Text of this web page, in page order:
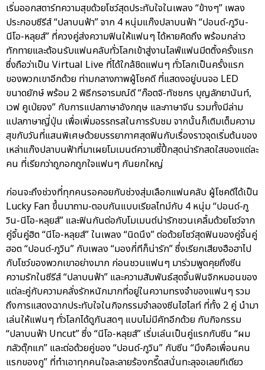
เริ่มออกสตาร์ทความสุขด้วยโชว์สุดประทับใจในเพลง “ข้างๆ” เพลง
ประกอบซีรีส์ “ปลาบนฟ้า” จาก 4 หนุ่มแก๊งปลาบนฟ้า “ปอนด์-ภูวิน-
นีโอ-หลุยส์” ที่ควงคู่ส่งความฟินให้แฟนๆ ได้หายคิดถึง พร้อมกล่าว
ทักทายและต้อนรับแฟนคลับทั่วโลกเข้าสู่งานไลฟ์แฟนมีตติ้งครั้งแรก
ซึ่งถือว่าเป็น Virtual Live ที่ได้ใกล้ชิดแฟนๆ ทั่วโลกเป็นครั้งแรก
ของพวกเขาอีกด้วย ท่ามกลางภาพผู้โชคดี ที่แสดงอยู่บนจอ LED
ขนาดยักษ์ พร้อม 2 พิธีกรอารมณ์ดี “ก๊อตจิ-ทัชชกร บุญลัภยานันท์,
เวฟ คูเป่ยจง” กับการแปลภาษาอังกฤษ และภาษาจีน รวมทั้งมีล่าม
แปลภาษาญี่ปุ่น เพื่อเพิ่มอรรถรสในการรับชม จากนั้นก็เติมเต็มความ
สุขกับวันที่แสนพิเศษด้วยบรรยากาศสุดฟินกับเรื่องราวจุดเริ่มต้นของ
เหล่าแก๊งปลาบนฟ้าที่มาเผยโมเมนต์ความซี้ปึ้กสุดน่ารักสดใสของแต่ละ
คน ที่เรียกว่าถูกอกถูกใจแฟนๆ กันยกใหญ่
ก่อนจะถึงช่วงที่ทุกคนรอคอยกับช่วงสุ่มเลือกแฟนคลับ ผู้โชคดีได้เป็น
Lucky Fan ขึ้นมาถาม-ตอบกันแบบเรียลไทม์กับ 4 หนุ่ม “ปอนด์-ภู
วิน-นีโอ-หลุยส์” และฟินกันต่อกับโมเมนต์น่ารักชวนเคลิ้มด้วยโชว์จาก
คู่จิ้นคู่ฮิต “นีโอ-หลุยส์” ในเพลง “นิดนึง” ต่อด้วยโชว์สุดฟินของคู่จิ้นคู่
ฮอต “ปอนด์-ภูวิน” กับเพลง “มองกี่ทีก็น่ารัก” ซึ่งเรียกเสียงฮือฮาไป
กับโชว์ของพวกเขาอย่างมาก ก่อนชวนแฟนๆ มาร่วมพูดคุยถึงซีน
ความรักในซีรีส์ “ปลาบนฟ้า” และความสัมพันธ์สุดจิ้นฟินจิกหมอนของ
แต่ละคู่กับความคลั่งรักหนักมากที่อยู่ในความทรงจำของแฟนๆ รวม
ถึงการแสดงฉากประทับใจในกิจกรรมจำลองซีนไฮไลท์ ที่ทั้ง 2 คู่ นำมา
เล่นให้แฟนๆ ทั่วโลกได้ดูกันสดๆ แบบไม่มีคัทอีกด้วย กับกิจกรรม
“ปลาบนฟ้า Uncut” ซึ่ง “นีโอ-หลุยส์” เริ่มเล่นเป็นคู่แรกกับซีน “ผม
กลัวตุ๊กแก” และต่อด้วยคู่ของ “ปอนด์-ภูวิน” กับซีน “มึงคือเพื่อนคน
แรกของกู” ที่ทำเอาทุกคนใจละลายร้องกรี๊ดสนั่นทะลุจอเลยทีเดียว